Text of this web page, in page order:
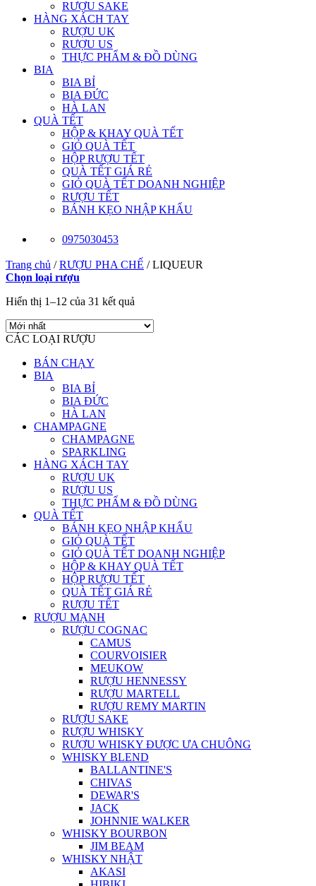
RƯỢU SAKE
HÀNG XÁCH TAY
RƯỢU UK
RƯỢU US
THỰC PHẨM & ĐỒ DÙNG
BIA
BIA BỈ
BIA ĐỨC
HÀ LAN
QUÀ TẾT
HỘP & KHAY QUÀ TẾT
GIỎ QUÀ TẾT
HỘP RƯỢU TẾT
QUÀ TẾT GIÁ RẺ
GIỎ QUÀ TẾT DOANH NGHIỆP
RƯỢU TẾT
BÁNH KẸO NHẬP KHẨU
0975030453
Trang chủ / RƯỢU PHA CHẾ /LIQUEUR
Chọn loại rượu
Hiển thị 1–12 của 31 kết quả
CÁC LOẠI RƯỢU
BÁN CHẠY
BIA
BIA BỈ
BIA ĐỨC
HÀ LAN
CHAMPAGNE
CHAMPAGNE
SPARKLING
HÀNG XÁCH TAY
RƯỢU UK
RƯỢU US
THỰC PHẨM & ĐỒ DÙNG
QUÀ TẾT
BÁNH KẸO NHẬP KHẨU
GIỎ QUÀ TẾT
GIỎ QUÀ TẾT DOANH NGHIỆP
HỘP & KHAY QUÀ TẾT
HỘP RƯỢU TẾT
QUÀ TẾT GIÁ RẺ
RƯỢU TẾT
RƯỢU MẠNH
RƯỢU COGNAC
CAMUS
COURVOISIER
MEUKOW
RƯỢU HENNESSY
RƯỢU MARTELL
RƯỢU REMY MARTIN
RƯỢU SAKE
RƯỢU WHISKY
RƯỢU WHISKY ĐƯỢC ƯA CHUÔNG
WHISKY BLEND
BALLANTINE'S
CHIVAS
DEWAR'S
JACK
JOHNNIE WALKER
WHISKY BOURBON
JIM BEAM
WHISKY NHẬT
AKASI